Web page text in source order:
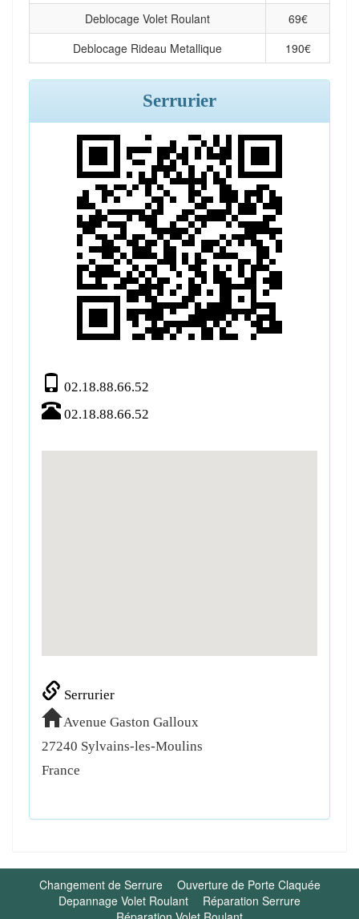
Deblocage Volet Roulant
69€
Deblocage Rideau Metallique
190€
Serrurier
02.18.88.66.52
02.18.88.66.52
Serrurier
Avenue Gaston Galloux
27240 Sylvains-les-Moulins
France
Changement de Serrure
Ouverture de Porte Claquée
Depannage Volet Roulant
Réparation Serrure